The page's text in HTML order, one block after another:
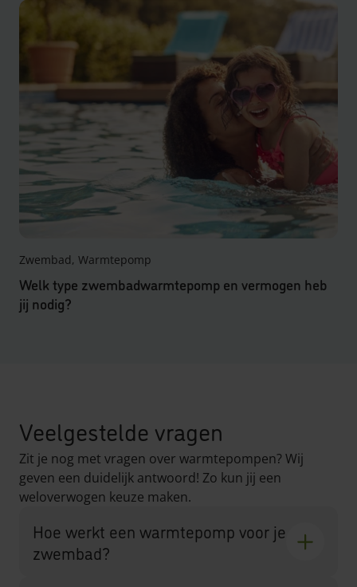
Zwembad, Warmtepomp
Welk type zwembadwarmtepomp en vermogen heb
jij nodig?
Veelgestelde vragen
Zit je nog met vragen over warmtepompen? Wij
geven een duidelijk antwoord! Zo kun jij een
weloverwogen keuze maken.
Hoe werkt een warmtepomp voor je
zwembad?